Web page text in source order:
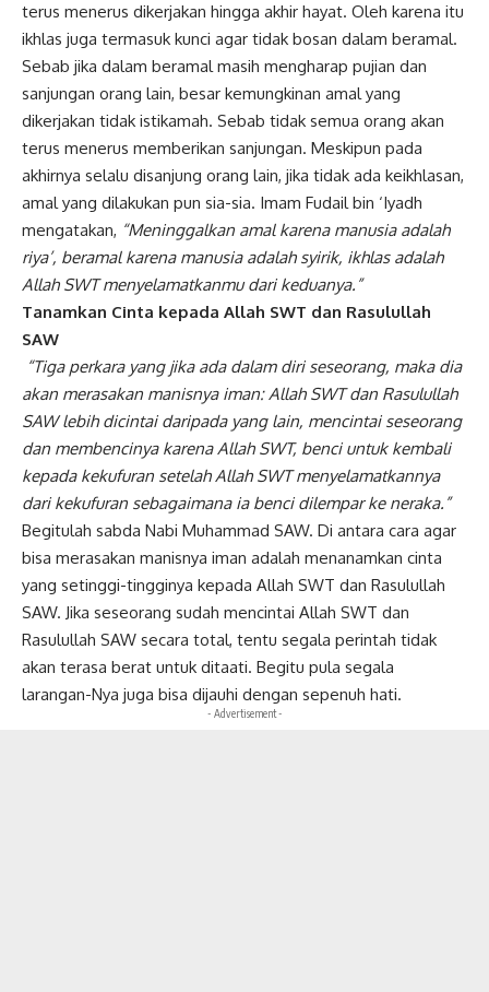
terus menerus dikerjakan hingga akhir hayat. Oleh karena itu
ikhlas juga termasuk kunci agar tidak bosan dalam beramal.
Sebab jika dalam beramal masih mengharap pujian dan
sanjungan orang lain, besar kemungkinan amal yang
dikerjakan tidak istikamah. Sebab tidak semua orang akan
terus menerus memberikan sanjungan. Meskipun pada
akhirnya selalu disanjung orang lain, jika tidak ada keikhlasan,
amal yang dilakukan pun sia-sia. Imam Fudail bin ‘Iyadh
mengatakan, “Meninggalkan amal karena manusia adalah
riya’, beramal karena manusia adalah syirik, ikhlas adalah
Allah SWT menyelamatkanmu dari keduanya.”
Tanamkan Cinta kepada Allah SWT dan Rasulullah
SAW
“Tiga perkara yang jika ada dalam diri seseorang, maka dia
akan merasakan manisnya iman: Allah SWT dan Rasulullah
SAW lebih dicintai daripada yang lain, mencintai seseorang
dan membencinya karena Allah SWT, benci untuk kembali
kepada kekufuran setelah Allah SWT menyelamatkannya
dari kekufuran sebagaimana ia benci dilempar ke neraka.”
Begitulah sabda Nabi Muhammad SAW. Di antara cara agar
bisa merasakan manisnya iman adalah menanamkan cinta
yang setinggi-tingginya kepada Allah SWT dan Rasulullah
SAW. Jika seseorang sudah mencintai Allah SWT dan
Rasulullah SAW secara total, tentu segala perintah tidak
akan terasa berat untuk ditaati. Begitu pula segala
larangan-Nya juga bisa dijauhi dengan sepenuh hati.
- Advertisement -